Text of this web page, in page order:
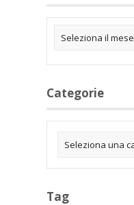
Categorie
Tag